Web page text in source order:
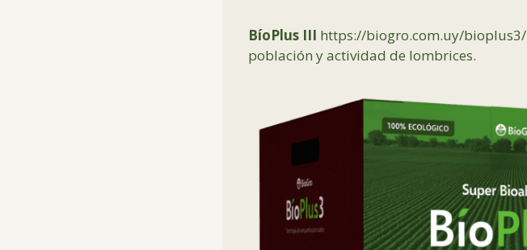
BíoPlus III https://biogro.com.uy/bioplus3/
población y actividad de lombrices.